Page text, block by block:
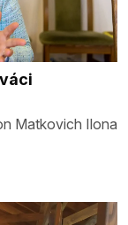
Matkovich Ilona